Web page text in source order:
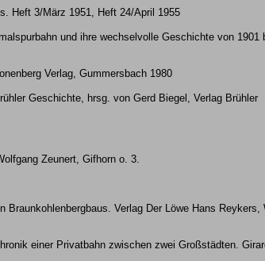
Heft 3/März 1951, Heft 24/April 1955
und ihre wechselvolle Geschichte von 1901
Verlag, Gummersbach 1980
Geschichte, hrsg. von Gerd Biegel, Verlag Brühler
Zeunert, Gifhorn o. 3.
Verlag Der Löwe Hans Reykers,
einer Privatbahn zwischen zwei Großstädten.